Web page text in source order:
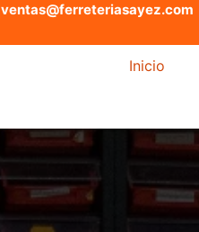
ventas@ferreteriasayez.com
Inicio